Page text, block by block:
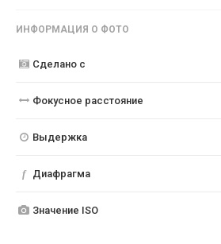
ИНФОРМАЦИЯ О ФОТО
Сделано с
Фокусное расстояние
Выдержка
f Диафрагма
Значение ISO